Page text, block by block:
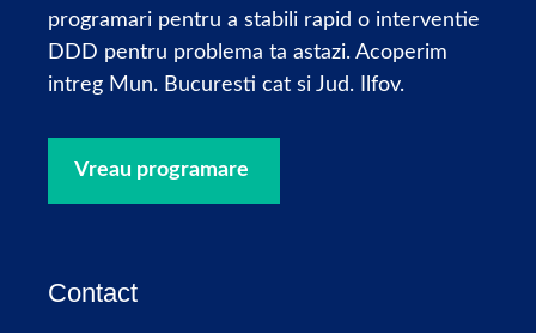
programari pentru a stabili rapid o interventie
DDD pentru problema ta astazi. Acoperim
intreg Mun. Bucuresti cat si Jud. Ilfov.
Vreau programare
Contact